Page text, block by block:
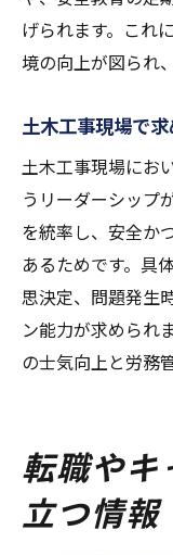
げられます。これ
境の向上が図られ
土木工事現場で
土木工事現場にお
うリーダーシップ
を統率し、安全か
あるためです。具
思決定、問題発生
ン能力が求められ
の士気向上と労務
転職やキ
立つ情報